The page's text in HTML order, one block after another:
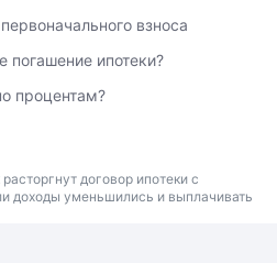
взноса
погашение ипотеки?
процентам?
расторгнут договор ипотеки с
доходы уменьшились и выплачивать